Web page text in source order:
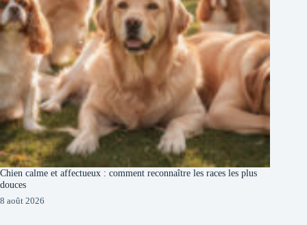
Chien calme et affectueux : comment reconnaître les races les plus
douces
8 août 2026